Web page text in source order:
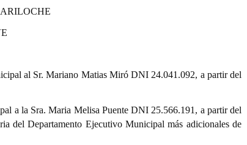
al Sr. Mariano Matias Miró DNI 24.041.092, a partir del
a la Sra. Maria Melisa Puente DNI 25.566.191, a partir del
del Departamento Ejecutivo Municipal más adicionales de